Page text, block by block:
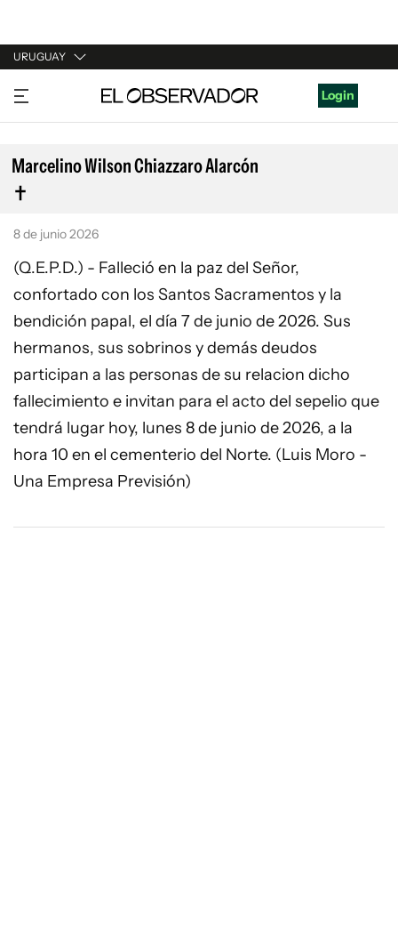
URUGUAY
URUGUAY
ARGENTINA
ESPAÑA
ESTADOS UNIDOS
Login
Marcelino Wilson Chiazzaro Alarcón
8 de junio 2026
(Q.E.P.D.) - Falleció en la paz del Señor,
confortado con los Santos Sacramentos y la
bendición papal, el día 7 de junio de 2026. Sus
hermanos, sus sobrinos y demás deudos
participan a las personas de su relacion dicho
fallecimiento e invitan para el acto del sepelio que
tendrá lugar hoy, lunes 8 de junio de 2026, a la
hora 10 en el cementerio del Norte. (Luis Moro -
Una Empresa Previsión)